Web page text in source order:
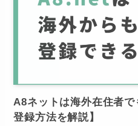
A8ネットは海外在住者
登録方法を解説】